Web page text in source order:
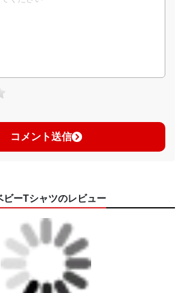
コメント送信
ビーTシャツのレビュー